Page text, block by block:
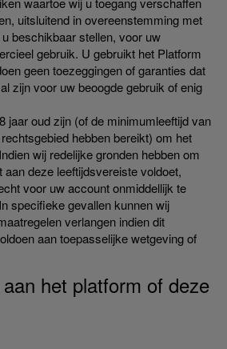
uitsluitend in overeenstemming met
beschikbaar stellen, voor uw
gebruik. U gebruikt het Platform
geen toezeggingen of garanties dat
zijn voor uw beoogde gebruik of enig
jaar oud zijn (of de minimumleeftijd van
hebben bereikt) om het
wij redelijke gronden hebben om
aan deze leeftijdsvereiste voldoet,
voor uw account onmiddellijk te
specifieke gevallen kunnen wij
verlangen indien dit
aan toepasselijke wetgeving of
het platform of deze